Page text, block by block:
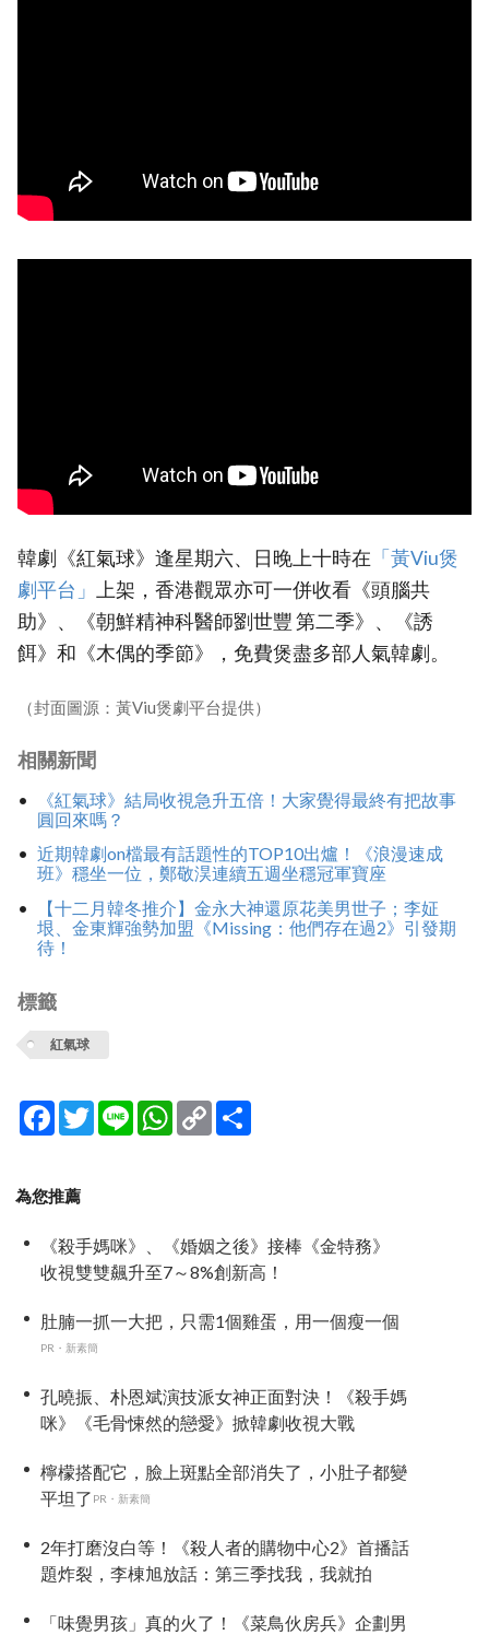
韓劇《紅氣球》逢星期六、日晚上十時在 「黃Viu煲
劇平台」 上架，香港觀眾亦可一併收看《頭腦共
助》、《朝鮮精神科醫師劉世豐 第二季》、《誘
餌》和《木偶的季節》，免費煲盡多部人氣韓劇。
（封面圖源：黃Viu煲劇平台提供）
相關新聞
《紅氣球》結局收視急升五倍！大家覺得最終有把故事
圓回來嗎？
近期韓劇on檔最有話題性的TOP10出爐！《浪漫速成
班》穩坐一位，鄭敬淏連續五週坐穩冠軍寶座
【十二月韓冬推介】金永大神還原花美男世子；李姃
垠、金東輝強勢加盟《Missing：他們存在過2》引發期
待！
標籤
紅氣球
Facebook
TwitterLine WhatsApp
Copy
Link
為您推薦
《殺手媽咪》、《婚姻之後》接棒《金特務》
收視雙雙飆升至7～8%創新高！
肚腩一抓一大把，只需1個雞蛋，用一個瘦一個
PR・新素簡
孔曉振、朴恩斌演技派女神正面對決！《殺手媽
咪》《毛骨悚然的戀愛》掀韓劇收視大戰
檸檬搭配它，臉上斑點全部消失了，小肚子都變
平坦了 PR・新素簡
2年打磨沒白等！《殺人者的購物中心2》首播話
題炸裂，李棟旭放話：第三季找我，我就拍
「味覺男孩」真的火了！《菜鳥伙房兵》企劃男